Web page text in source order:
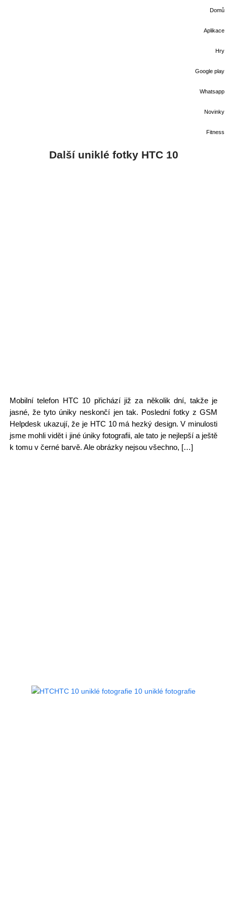
Domů
Aplikace
Hry
Google play
Whatsapp
Novinky
Fitness
Další uniklé fotky HTC 10
Mobilní telefon HTC 10 přichází již za několik dní, takže je
jasné, že tyto úniky neskončí jen tak. Poslední fotky z GSM
Helpdesk ukazují, že je HTC 10 má hezký design. V minulosti
jsme mohli vidět i jiné úniky fotografii, ale tato je nejlepší a ještě
k tomu v černé barvě. Ale obrázky nejsou všechno, […]